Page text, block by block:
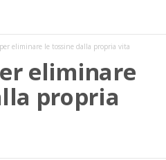
eliminare le tossine dalla propria vita
eliminare
propria